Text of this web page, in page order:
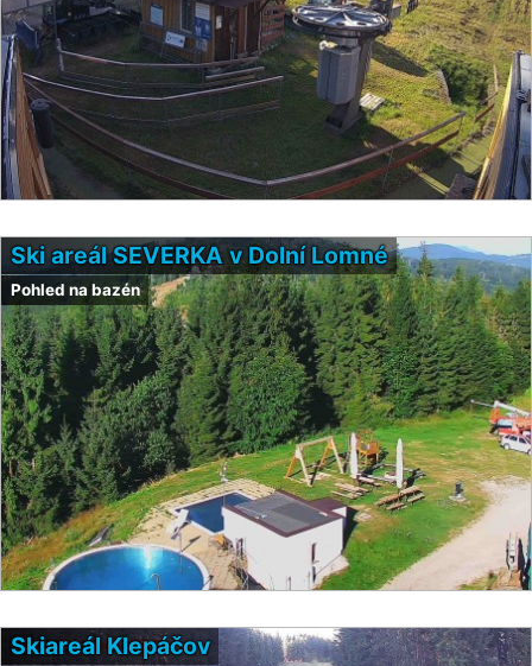
Ski areál SEVERKA v Dolní Lomné
Pohled na bazén
Skiareál Klepáčov